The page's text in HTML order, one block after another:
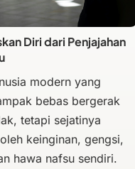
Diri dari Penjajahan
modern yang
bebas bergerak
tetapi sejatinya
keinginan, gengsi,
hawa nafsu sendiri.